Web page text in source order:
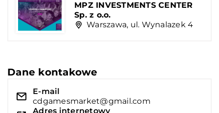
MPZ INVESTMENTS CENTER
Sp. z o.o.
Warszawa, ul. Wynalazek 4
Dane kontakowe
E-mail
cdgamesmarket@gmail.com
Adres internetowy